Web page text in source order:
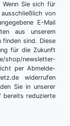
Sie sich für
von
E-Mail
aus unserem
finden sind. Diese
für die Zukunft
newsletter-
per Abmelde-
widerrufen
Sie in unserer
bereits reduzierte